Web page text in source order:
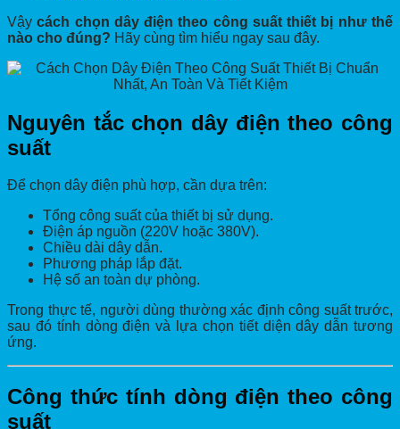
Vậycách chọn dây điện theo công suất thiết bị như thế
nào cho đúng? Hãy cùng tìm hiểu ngay sau đây.
Nguyên tắc chọn dây điện theo công
suất
Để chọn dây điện phù hợp, cần dựa trên:
Tổng công suất của thiết bị sử dụng.
Điện áp nguồn (220V hoặc 380V).
Chiều dài dây dẫn.
Phương pháp lắp đặt.
Hệ số an toàn dự phòng.
Trong thực tế, người dùng thường xác định công suất trước,
sau đó tính dòng điện và lựa chọn tiết diện dây dẫn tương
ứng.
Công thức tính dòng điện theo công
suất